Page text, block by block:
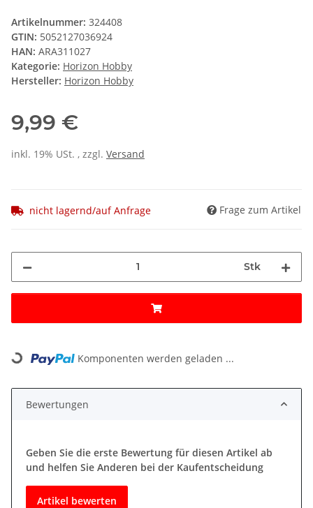
Artikelnummer: 324408
GTIN: 5052127036924
HAN: ARA311027
Kategorie: Horizon Hobby
Hersteller: Horizon Hobby
9,99 €
inkl. 19% USt. , zzgl. Versand
nicht lagernd/auf Anfrage Frage zum Artikel
Stk
Loading... Komponenten werden geladen ...
Bewertungen
Geben Sie die erste Bewertung für diesen Artikel ab
und helfen Sie Anderen bei der Kaufentscheidung
Artikel bewerten